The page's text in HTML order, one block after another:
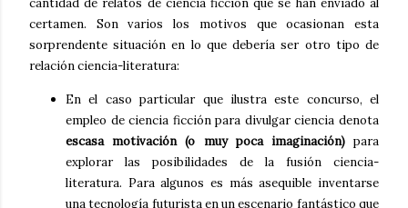
cantidad de relatos de ciencia ficción que se han enviado al
certamen. Son varios los motivos que ocasionan esta
sorprendente situación en lo que debería ser otro tipo de
relación ciencia-literatura:
En el caso particular que ilustra este concurso, el
empleo de ciencia ficción para divulgar ciencia denota
escasa motivación (o muy poca imaginación)para
explorar las posibilidades de la fusión ciencia-
literatura. Para algunos es más asequible inventarse
una tecnología futurista en un escenario fantástico que